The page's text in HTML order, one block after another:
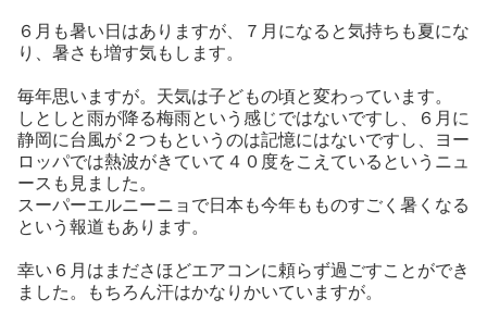
６月も暑い日はありますが、７月になると気持ちも夏にな
り、暑さも増す気もします。
毎年思いますが。天気は子どもの頃と変わっています。
しとしと雨が降る梅雨という感じではないですし、６月に
静岡に台風が２つもというのは記憶にはないですし、ヨー
ロッパでは熱波がきていて４０度をこえているというニュ
ースも見ました。
スーパーエルニーニョで日本も今年もものすごく暑くなる
という報道もあります。
幸い６月はまださほどエアコンに頼らず過ごすことができ
ました。もちろん汗はかなりかいていますが。